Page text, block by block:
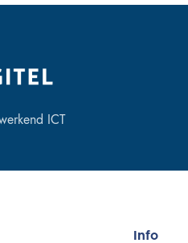
ICT
Info